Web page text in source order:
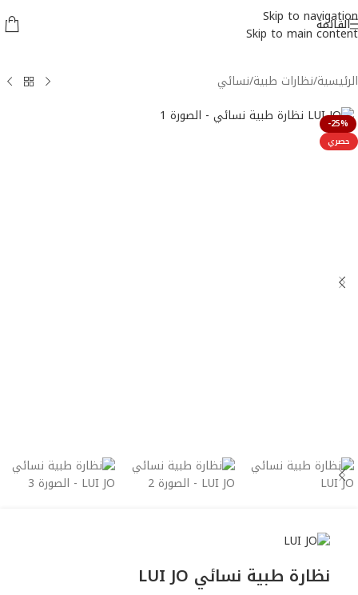
Skip to navigation
Skip to main content
القائمة
الرئيسية/نظارات طبية/نسائي
-25%
حصري
نظارة طبية نسائي LUI JO